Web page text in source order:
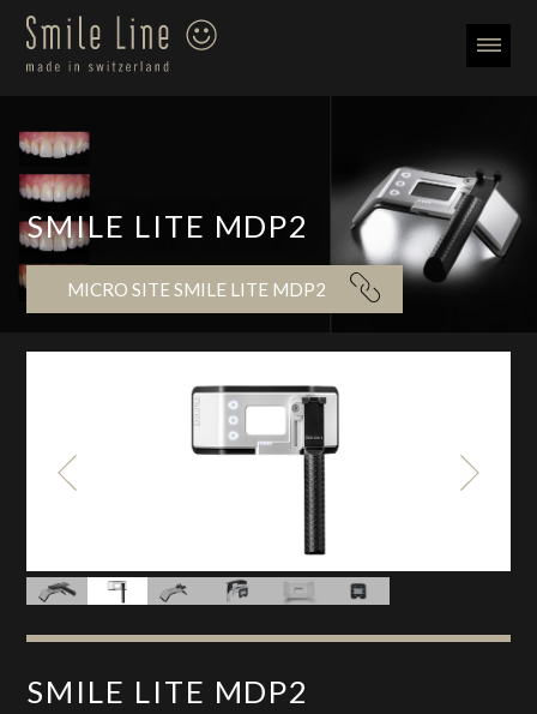
SMILE LITE MDP2
MICRO SITE SMILE LITE MDP2
SMILE LITE MDP2